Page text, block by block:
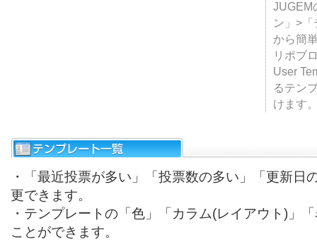
JUGEM
ン」>
から簡
リポブ
User
るテン
けます
・「最近投票が多い」「投票数の多い」「更新日
更できます。
・テンプレートの「色」「カラム(レイアウト)」
ことができます。